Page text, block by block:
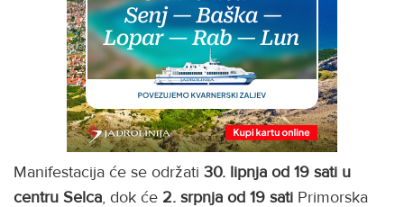
Manifestacija će se održati 30. lipnja od 19 sati u
centru Selca, dok će 2. srpnja od 19 sati Primorska